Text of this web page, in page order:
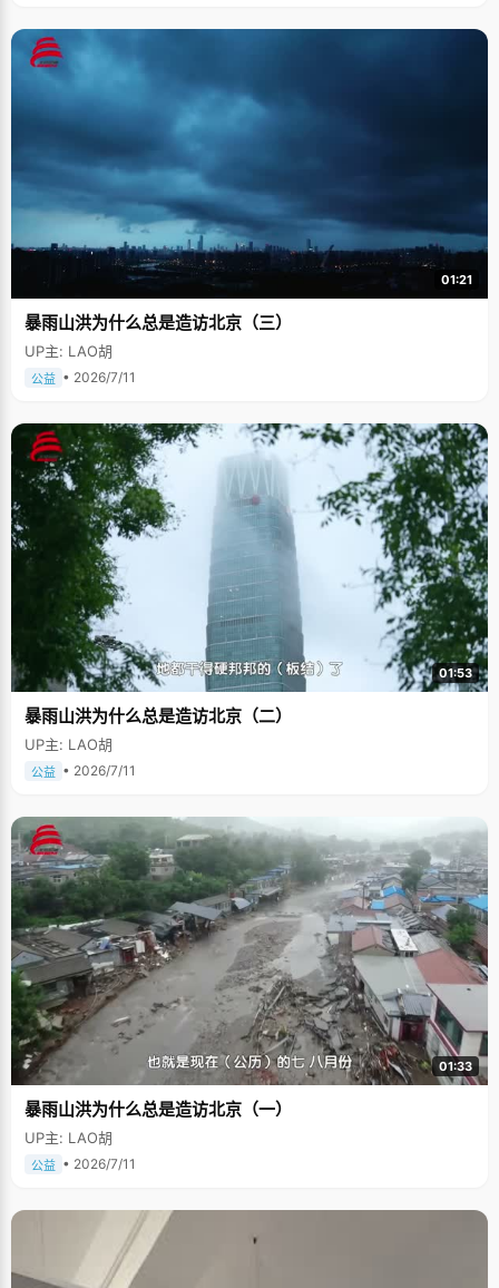
01:21
暴雨山洪为什么总是造访北京（三）
UP主: LAO胡
公益 • 2026/7/11
01:53
暴雨山洪为什么总是造访北京（二）
UP主: LAO胡
公益 • 2026/7/11
01:33
暴雨山洪为什么总是造访北京（一）
UP主: LAO胡
公益 • 2026/7/11